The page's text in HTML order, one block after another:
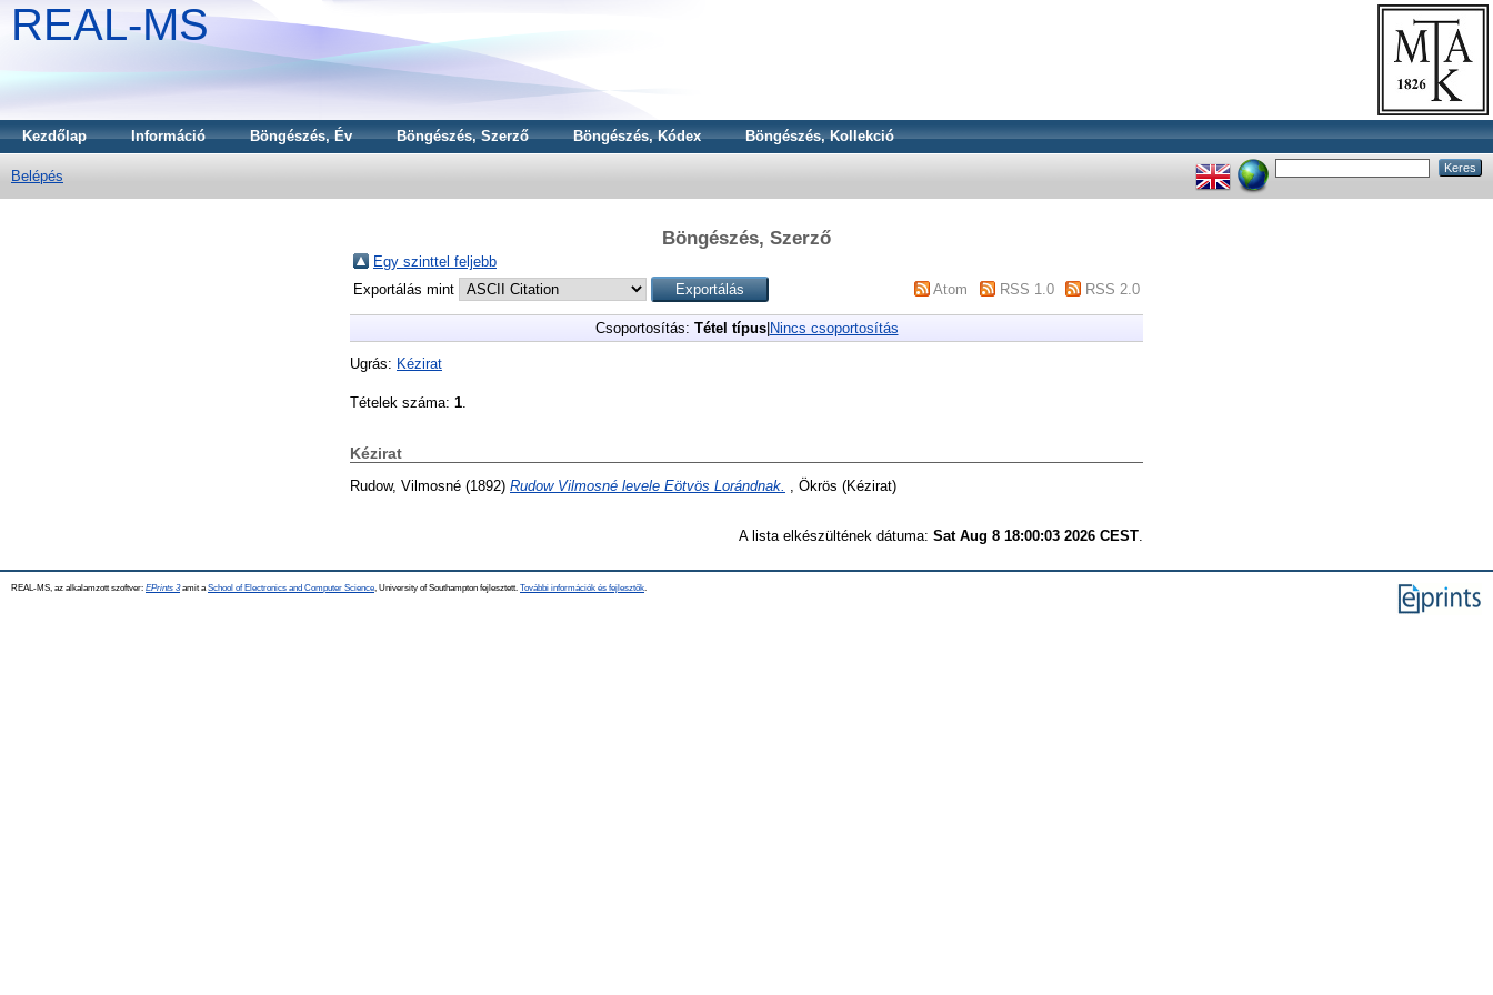
REAL-MS
Kezdőlap Információ Böngészés, Év Böngészés, Szerző Böngészés, Kódex Böngészés, Kollekció
Belépés
Böngészés, Szerző
Egy szinttel feljebb
Exportálás mint
Atom RSS 1.0 RSS 2.0
Csoportosítás: Tétel típus| Nincs csoportosítás
Ugrás: Kézirat
Tételek száma: 1
Kézirat
Rudow, Vilmosné (1892) Rudow Vilmosné levele Eötvös Lorándnak. , Ökrös (Kézirat)
A lista elkészültének dátuma: Sat Aug 8 18:00:03 2026 CEST
REAL-MS, az alkalamzott szoftver: EPrints 3amit a School of Electronics and Computer Science , University of Southampton fejlesztett. További információk és fejlesztők